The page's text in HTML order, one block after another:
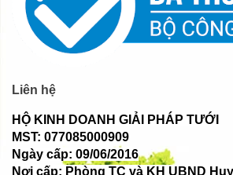
Liên hệ
HỘ KINH DOANH GIẢI PHÁP TƯỚI
MST: 077085000909
Ngày cấp: 09/06/2016
Nơi cấp: Phòng TC và KH UBND